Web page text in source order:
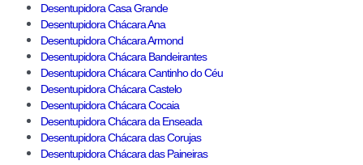
Desentupidora Casa Grande
Desentupidora Chácara Ana
Desentupidora Chácara Armond
Desentupidora Chácara Bandeirantes
Desentupidora Chácara Cantinho do Céu
Desentupidora Chácara Castelo
Desentupidora Chácara Cocaia
Desentupidora Chácara da Enseada
Desentupidora Chácara das Corujas
Desentupidora Chácara das Paineiras